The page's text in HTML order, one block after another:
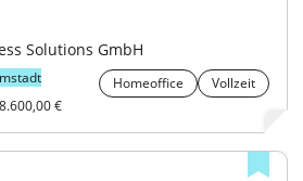
Solutions GmbH
Homeoffice
Vollzeit
€